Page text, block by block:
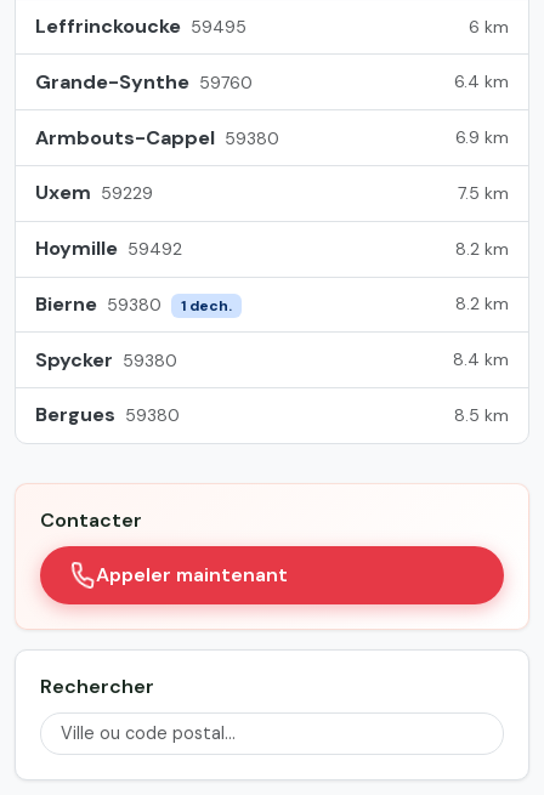
Leffrinckoucke 59495 6 km
Grande-Synthe 59760 6.4 km
Armbouts-Cappel 59380 6.9 km
Uxem 59229 7.5 km
Hoymille 59492 8.2 km
Bierne 59380 1 dech. 8.2 km
Spycker 59380 8.4 km
Bergues 59380 8.5 km
Contacter
Appeler maintenant
Rechercher